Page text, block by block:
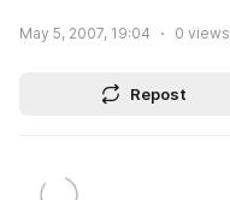
May 5, 2007, 19:04 0 views
Repost